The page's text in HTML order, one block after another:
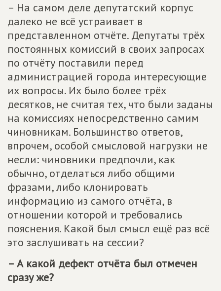
– На самом деле депутатский корпус
далеко не всё устраивает в
представленном отчёте. Депутаты трёх
постоянных комиссий в своих запросах
по отчёту поставили перед
администрацией города интересующие
их вопросы. Их было более трёх
десятков, не считая тех, что были заданы
на комиссиях непосредственно самим
чиновникам. Большинство ответов,
впрочем, особой смысловой нагрузки не
несли: чиновники предпочли, как
обычно, отделаться либо общими
фразами, либо клонировать
информацию из самого отчёта, в
отношении которой и требовались
пояснения. Какой был смысл ещё раз всё
это заслушивать на сессии?
– А какой дефект отчёта был отмечен
сразу же?